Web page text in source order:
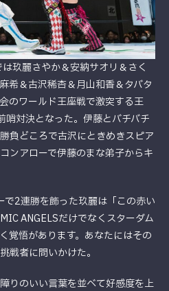
玖麗さやか＆安納サオリ＆さく
希＆古沢稀杏＆月山和香＆タバタ
のワールド王座戦で激突する王
哨対決となった。伊藤とバチバチ
負どころで古沢にときめきスピア
ンアローで伊藤のまな弟子からキ
で2連勝を飾った玖麗は「この赤い
ANGELSだけでなくスターダム
覚悟があります。あなたにはその
戦者に問いかけた。
りのいい言葉を並べて好感度を上